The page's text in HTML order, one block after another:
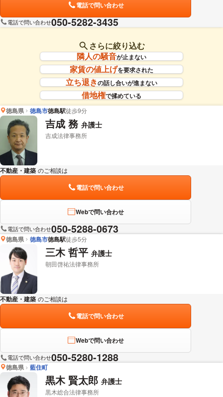
電話で問い合わせ
電話で問い合わせ050-5282-3435
さらに絞り込む
隣人の騒音が止まない
家賃の値上げを要求された
立ち退きの話し合いが進まない
借地権で揉めている
徳島県
徳島市徳島駅徒歩9分
吉成 務 弁護士
吉成法律事務所
不動産・建築 のご相談は
電話で問い合わせ
Webで問い合わせ
電話で問い合わせ050-5288-0673
徳島県 徳島市徳島駅徒歩5分
三木 哲平 弁護士
朝田啓祐法律事務所
不動産・建築 のご相談は
電話で問い合わせ
Webで問い合わせ
電話で問い合わせ050-5280-1288
徳島県 藍住町
黒木 賢太郎 弁護士
黒木総合法律事務所